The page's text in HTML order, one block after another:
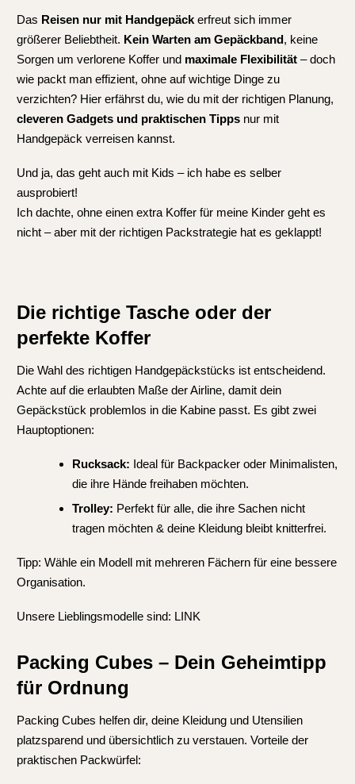
Das Reisen nur mit Handgepäck erfreut sich immer
größerer Beliebtheit. Kein Warten am Gepäckband, keine
Sorgen um verlorene Koffer und maximale Flexibilität – doch
wie packt man effizient, ohne auf wichtige Dinge zu
verzichten? Hier erfährst du, wie du mit der richtigen Planung,
cleveren Gadgets und praktischen Tipps nur mit
Handgepäck verreisen kannst.
Und ja, das geht auch mit Kids – ich habe es selber
ausprobiert!
Ich dachte, ohne einen extra Koffer für meine Kinder geht es
nicht – aber mit der richtigen Packstrategie hat es geklappt!
Die richtige Tasche oder der
perfekte Koffer
Die Wahl des richtigen Handgepäckstücks ist entscheidend.
Achte auf die erlaubten Maße der Airline, damit dein
Gepäckstück problemlos in die Kabine passt. Es gibt zwei
Hauptoptionen:
Rucksack: Ideal für Backpacker oder Minimalisten,
die ihre Hände freihaben möchten.
Trolley: Perfekt für alle, die ihre Sachen nicht
tragen möchten & deine Kleidung bleibt knitterfrei.
Tipp: Wähle ein Modell mit mehreren Fächern für eine bessere
Organisation.
Unsere Lieblingsmodelle sind: LINK
Packing Cubes – Dein Geheimtipp
für Ordnung
Packing Cubes helfen dir, deine Kleidung und Utensilien
platzsparend und übersichtlich zu verstauen. Vorteile der
praktischen Packwürfel: